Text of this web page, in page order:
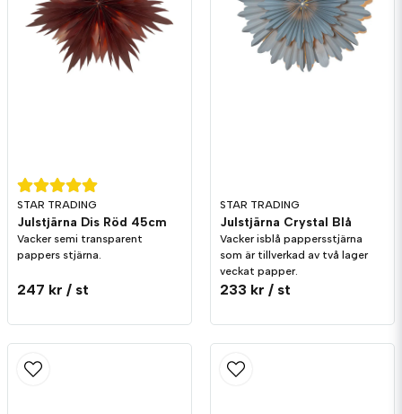
STAR TRADING
Julstjärna Dis Röd 45cm
Vacker semi transparent
pappers stjärna.
247 kr / st
STAR TRADING
Julstjärna Crystal Blå
Vacker isblå pappersstjärna
som är tillverkad av två lager
veckat papper.
233 kr / st